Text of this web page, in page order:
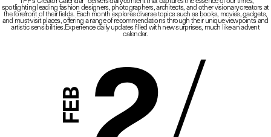
spotlighting leading fashion designers, photographers, architects, and other visionary creators at
the forefront of their fields.Each month explores diverse topics such as books, movies, gadgets,
and must-visit places,offering a range of recommendations through their unique viewpoints and
artistic sensibilities.Experience daily updates filled with new surprises, much like an advent
calendar.